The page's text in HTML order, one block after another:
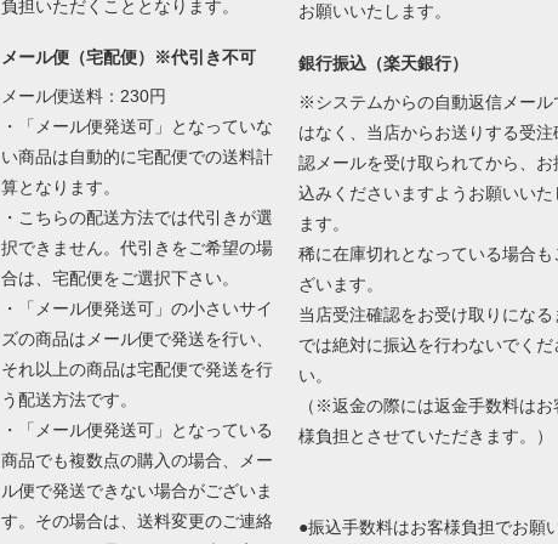
負担いただくこととなります。
メール便（宅配便）※代引き不可
メール便送料：230円
・「メール便発送可」となっていな
い商品は自動的に宅配便での送料計
算となります。
・こちらの配送方法では代引きが選
択できません。代引きをご希望の場
合は、宅配便をご選択下さい。
・「メール便発送可」の小さいサイ
ズの商品はメール便で発送を行い、
それ以上の商品は宅配便で発送を行
う配送方法です。
・「メール便発送可」となっている
商品でも複数点の購入の場合、メー
ル便で発送できない場合がございま
す。その場合は、送料変更のご連絡
お願いいたします。
銀行振込（楽天銀行）
※システムからの自動返信メール
はなく、当店からお送りする受注
認メールを受け取られてから、お
込みくださいますようお願いいた
ます。
稀に在庫切れとなっている場合も
ざいます。
当店受注確認をお受け取りになる
では絶対に振込を行わないでくだ
い。
（※返金の際には返金手数料はお
様負担とさせていただきます。）
●振込手数料はお客様負担でお願